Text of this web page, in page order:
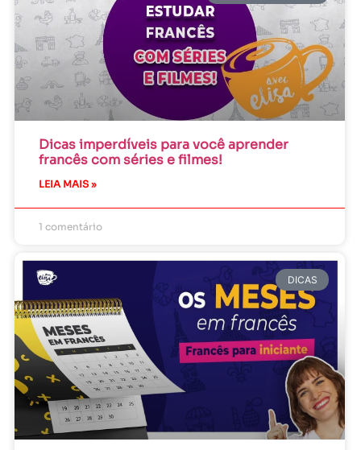
Dicas imperdíveis para você aprender
francês com séries e filmes!
LEIA MAIS »
1 comentário
DICAS